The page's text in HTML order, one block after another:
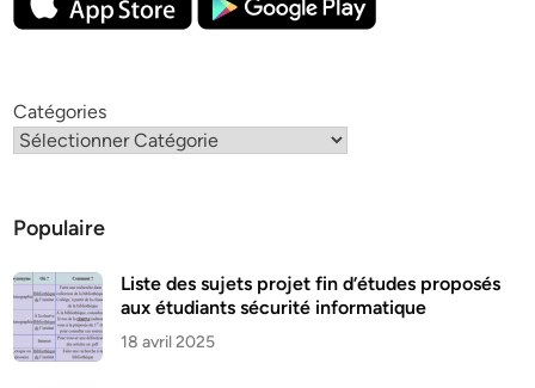
Catégories
Populaire
Liste des sujets projet fin d’études proposés
aux étudiants sécurité informatique
18 avril 2025